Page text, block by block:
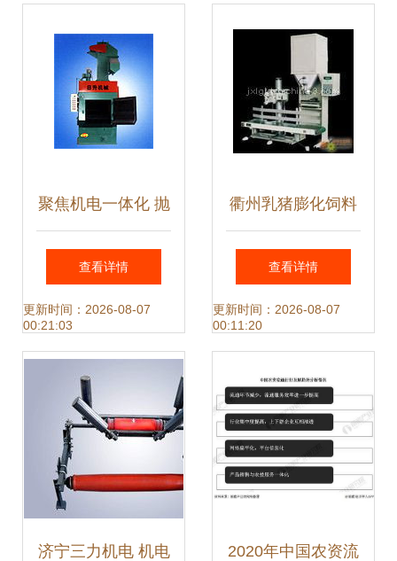
聚焦机电一体化 抛
丸机配套技术的创
新与产品开发实践
查看详情
更新时间：2026-08-07
00:21:03
衢州乳猪膨化饲料
电子定量秤与云南
昆明配合饲料打包
的创新应用
查看详情
更新时间：2026-08-07
00:11:20
济宁三力机电 机电 2020年中国农资流